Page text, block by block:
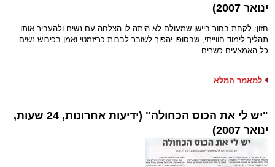
ינואר 2007)
חזון: לקחת בחור ביישן שמעולם לא היתה לו הצלחה עם נשים ולהעביר אותו
תהליך לימוד חווייתי, שבסופו יהפוך לשובר לבבות כריזמטי ואמן בכיבוש נשים.
כל האמצעים כשרים
למאמר המלא
"יש לי את הכוס הכחולה" (ידיעות אחרונות, 24 שעות,
ינואר 2007)